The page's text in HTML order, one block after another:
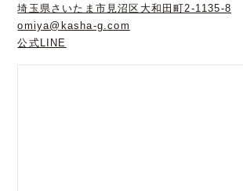
埼玉県さいたま市見沼区大和田町2-1135-8
omiya@kasha-g.com
公式LINE